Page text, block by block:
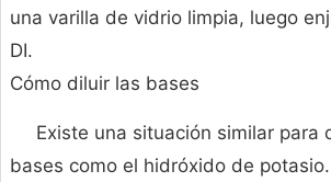
una varilla de vidrio limpia, luego
DI.
Cómo diluir las bases
Existe una situación similar para
bases como el hidróxido de